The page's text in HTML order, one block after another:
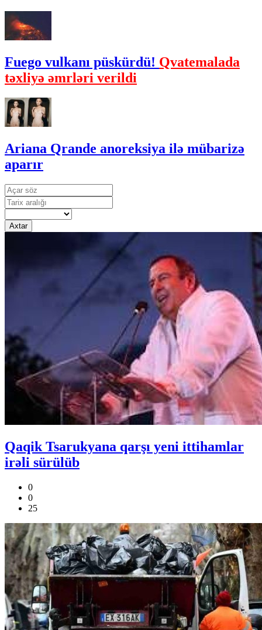
Fuego vulkanı püskürdü! Qvatemalada
təxliyə əmrləri verildi
Ariana Qrande anoreksiya ilə mübarizə
aparır
Axtar
Qaqik Tsarukyana qarşı yeni ittihamlar
irəli sürülüb
0
0
25